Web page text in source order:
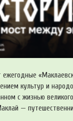
ежегодные
культур и
с жизнью
—